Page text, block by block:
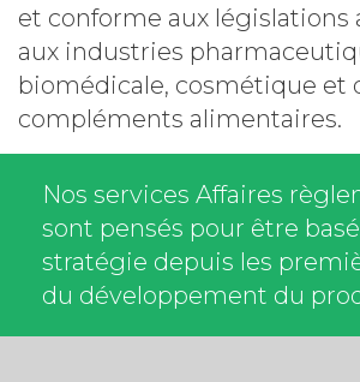
et conforme aux législations
aux industries
biomédicale, cosmétique et
compléments alimentaires.
Nos services Affaires
sont pensés pour être
stratégie depuis les
du développement du